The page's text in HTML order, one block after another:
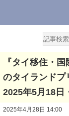
『タイ移住・
のタイランドプ
2025年5月18日
2025年4月28日 14:00